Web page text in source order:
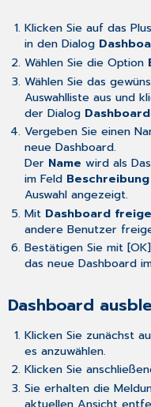
Klicken Sie auf das
in den Dialog
Wählen Sie die Option
Wählen Sie das
Auswahlliste aus und
der Dialog
Vergeben Sie einen
neue Dashboard.
Der Name wird als
im Feld Beschreibung
Auswahl angezeigt.
Mit Dashboard
andere Benutzer
Bestätigen Sie mit
das neue Dashboard
Dashboard
Klicken Sie zunächst
es anzuwählen.
Klicken Sie
Sie erhalten die